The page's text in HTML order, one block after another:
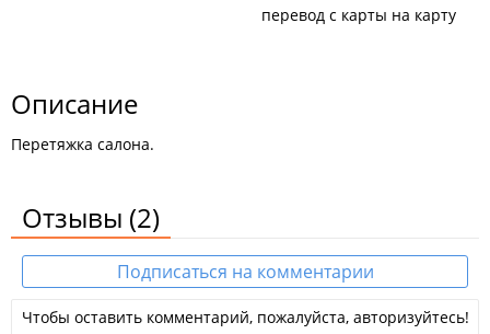
перевод с карты на карту
Описание
Перетяжка салона.
Отзывы (2)
Подписаться на комментарии
Чтобы оставить комментарий, пожалуйста, авторизуйтесь!